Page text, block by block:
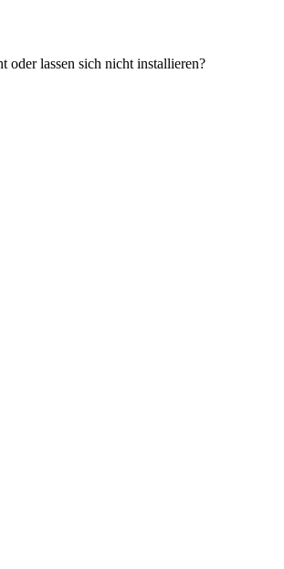
oder lassen sich nicht installieren?